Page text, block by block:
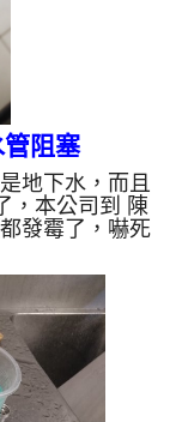
阻塞
地下水，而且
，本公司到 陳
發霉了，嚇死
路清洗機 ，開
出，有很多一
，如下圖及影
，清洗過程好
管工法， 水管
來，出水也正
水管, 水...